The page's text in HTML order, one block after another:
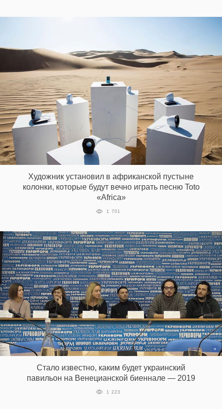
Художник установил в африканской пустыне
колонки, которые будут вечно играть песню Toto
«Africa»
1 701
Стало известно, каким будет украинский
павильон на Венецианской биеннале — 2019
1 223